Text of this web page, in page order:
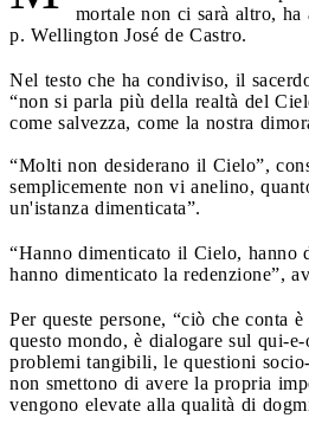
mortale non ci sarà altro, ha
p. Wellington José de Castro.
Nel testo che ha condiviso, il
“non si parla più della realtà del
come salvezza, come la nostra
“Molti non desiderano il Cielo”,
semplicemente non vi anelino,
un'istanza dimenticata”.
“Hanno dimenticato il Cielo, hanno
hanno dimenticato la redenzione”,
Per queste persone, “ciò che conta
questo mondo, è dialogare sul qui-
problemi tangibili, le questioni
non smettono di avere la propria
vengono elevate alla qualità di